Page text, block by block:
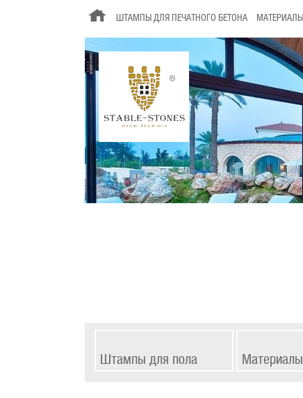
ШТАМПЫ ДЛЯ ПЕЧАТНОГО БЕТОНА МАТЕРИАЛЫ
Штампы для пола Материалы